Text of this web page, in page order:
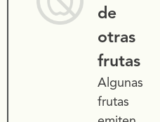
de
otras
frutas
Algunas
frutas